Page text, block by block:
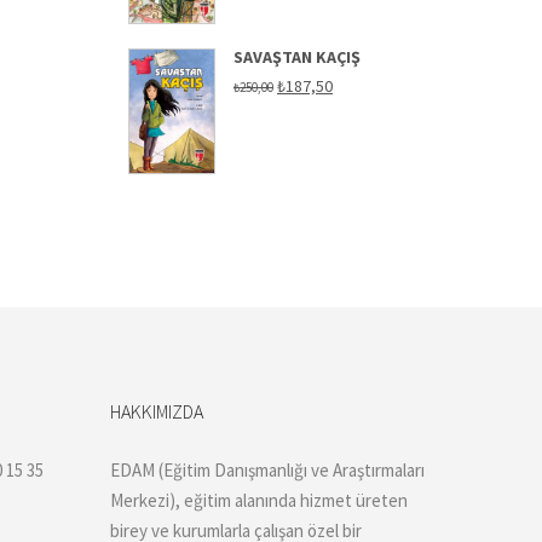
SAVAŞTAN KAÇIŞ
₺250,00 Orijinal
fiyat:
₺187,50Şu
andaki
35
HAKKIMIZDA
EDAM (Eğitim Danışmanlığı ve Araştırmaları
Merkezi), eğitim alanında hizmet üreten
birey ve kurumlarla çalışan özel bir